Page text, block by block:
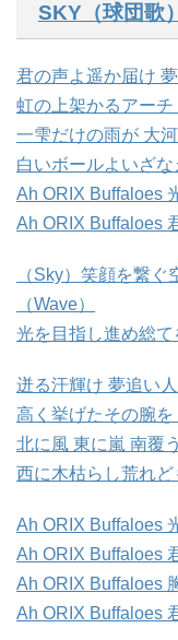
SKY（球団歌）
君の声よ遥か届け
虹の上架かるアーチ
一雫だけの雨が 大
白いボールよいざ
Ah ORIX Buffaloes
Ah ORIX Buffaloes
（Sky）笑顔を繋
（Wave）
光を目指し進め総て
迸る汗輝け 夢追い人
高く挙げたその腕
北に風 東に嵐 南覆
西に木枯らし荒れ
Ah ORIX Buffaloes
Ah ORIX Buffaloes
Ah ORIX Buffaloes
Ah ORIX Buffaloes